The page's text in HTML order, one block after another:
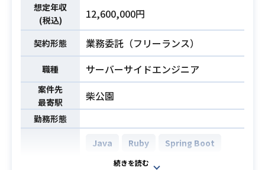
必須スキル
・ゲーム業界での就業経験
・PCの基本的な操作スキルができる
程度）
・仕様書の理解ができる方
・イラストのチェックバック、外注
ございません)
想定年収
(税込)
12,600,000円
契約形態 業務委託（フリーランス）
職種 サーバーサイドエンジニア
案件先
最寄駅
柴公園
勤務形態
Java Ruby
Spring Boot
AWS Aurora (Amazon Aurora)